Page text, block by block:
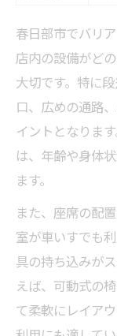
春日部市でバリ
店内の設備がど
大切です。特に
口、広めの通路
イントとなりま
は、年齢や身体
ます。
また、座席の配
室が車いすでも
具の持ち込みが
えば、可動式の
て柔軟にレイア